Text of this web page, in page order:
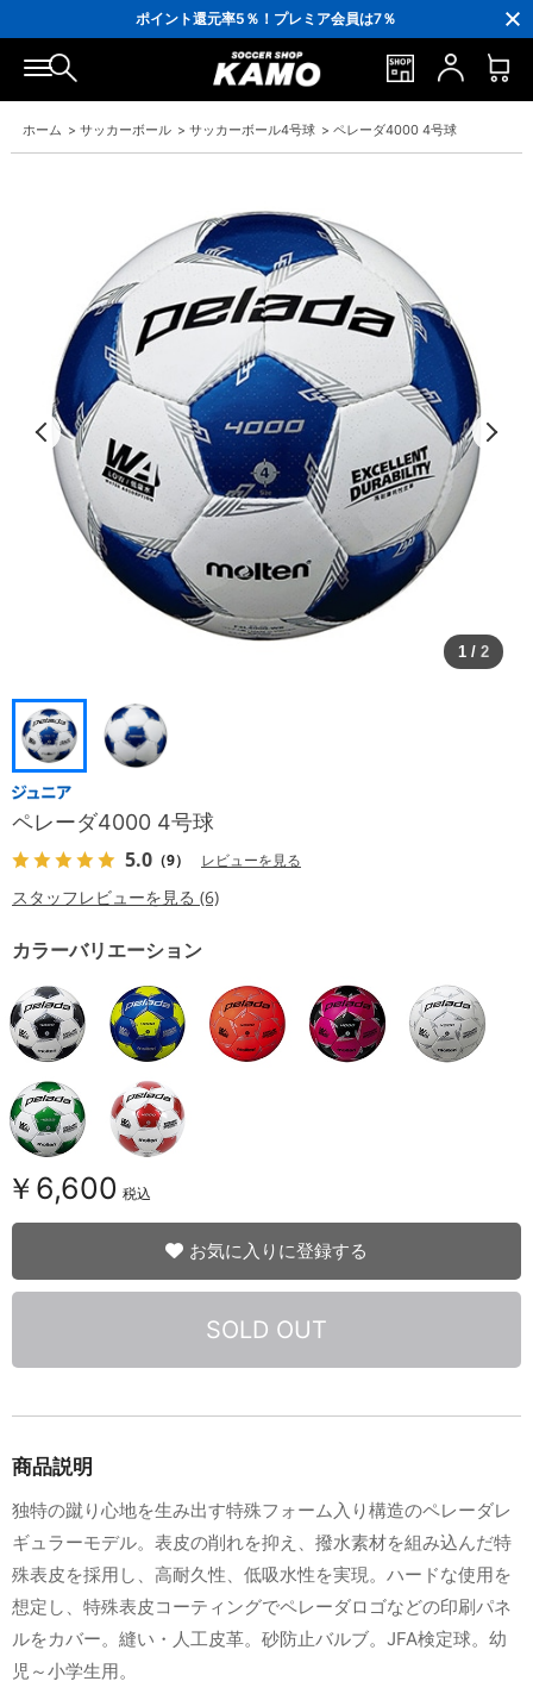
ポイント還元率5％！プレミア会員は7％
会員の方にはお誕生月に「10％OFFクーポン」プレゼント！
16,000円(税込)以上でシューズケースプレゼント！
3,300円(税込)以上で送料無料！
ホーム > サッカーボール > サッカーボール4号球 > ペレーダ4000 4号球
1 / 2
ペレーダ4000 4号球
5.0 （9） レビューを見る
スタッフレビューを見る (6)
カラーバリエーション
￥6,600 税込
お気に入りに登録する
SOLD OUT
商品説明
独特の蹴り心地を生み出す特殊フォーム入り構造のペレーダレ
ギュラーモデル。表皮の削れを抑え、撥水素材を組み込んだ特
殊表皮を採用し、高耐久性、低吸水性を実現。ハードな使用を
想定し、特殊表皮コーティングでペレーダロゴなどの印刷パネ
ルをカバー。縫い・人工皮革。砂防止バルブ。JFA検定球。幼
児～小学生用。